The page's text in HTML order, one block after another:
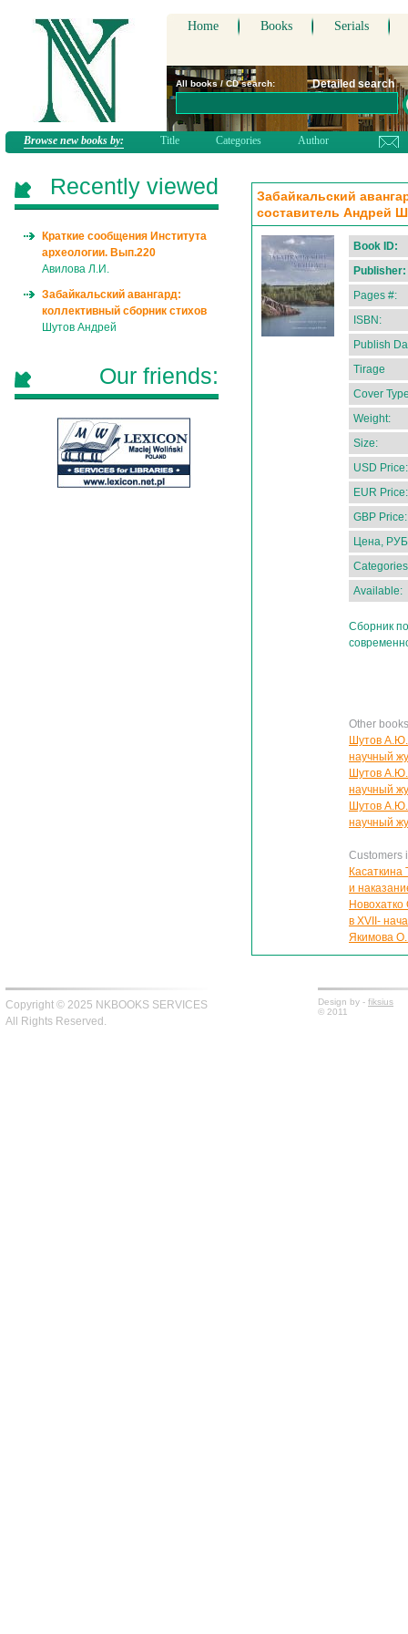
Home Books Serials
All books / CD search: Detailed search
Browse new books by: Title Categories Author
Забайкальский
составитель Андрей
Book ID:
Publisher:
Pages #:
ISBN:
Publish
Tirage
Cover
Weight:
Size:
USD Price:
EUR Price:
GBP Price:
Цена,
Available:
Сборник
Other
Шутов А.Ю.
научный
Шутов А.Ю.
научный
Шутов А.Ю.
научный
Customers
и
в XVII-
Якимова
Recently viewed
Краткие сообщения Института
археологии. Вып.220
Авилова Л.И.
Забайкальский авангард:
коллективный сборник стихов
Шутов Андрей
Our friends:
Copyright © 2025 NKBOOKS SERVICES
All Rights Reserved.
Design by - fiksius
© 2011